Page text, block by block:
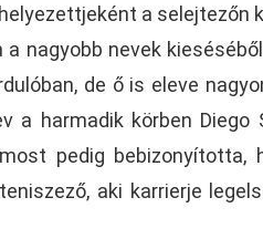
a selejtezőn
nagyobb nevek
de ő is eleve
a harmadik körben Diego
pedig bebizonyította,
aki karrierje